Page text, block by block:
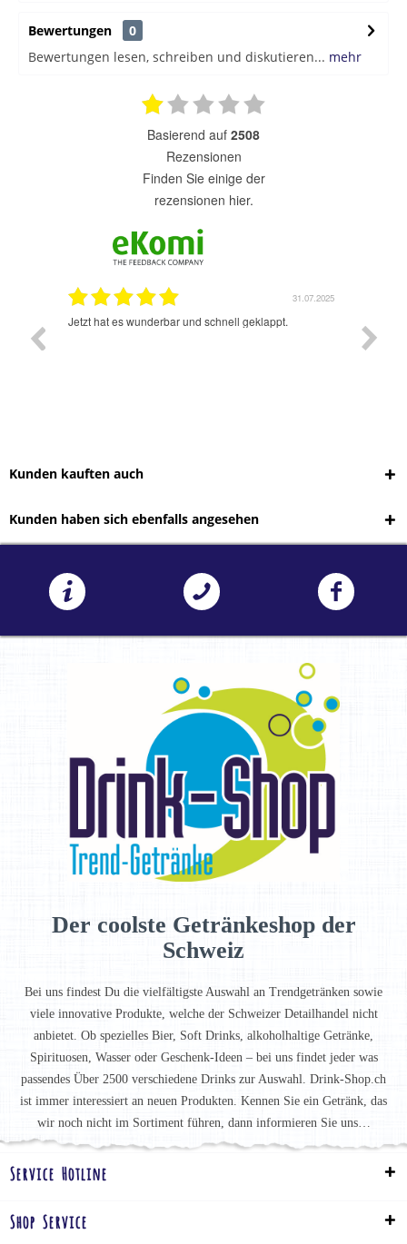
Bewertungen
0
Bewertungen lesen, schreiben und diskutieren... mehr
basierend auf 2508
Rezensionen
finden Sie einige der
rezensionen hier.
31.07.2025
Jetzt hat es wunderbar und schnell geklappt.
Kunden kauften auch
Kunden haben sich ebenfalls angesehen
Der coolste Getränkeshop der
Schweiz
Bei uns findest Du die vielfältigste Auswahl an Trendgetränken sowie
viele innovative Produkte, welche der Schweizer Detailhandel nicht
anbietet. Ob spezielles Bier, Soft Drinks, alkoholhaltige Getränke,
Spirituosen, Wasser oder Geschenk-Ideen – bei uns findet jeder was
passendes Über 2500 verschiedene Drinks zur Auswahl. Drink-Shop.ch
ist immer interessiert an neuen Produkten. Kennen Sie ein Getränk, das
wir noch nicht im Sortiment führen, dann informieren Sie uns…
Service Hotline
Shop Service